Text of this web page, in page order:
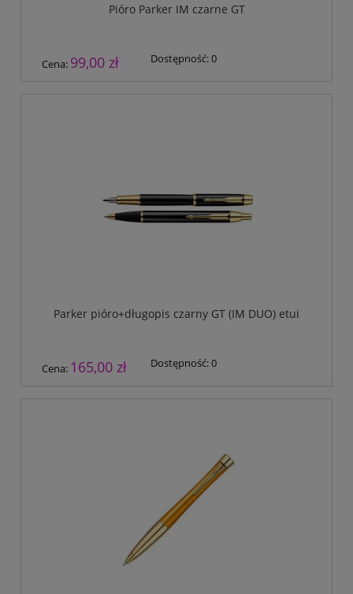
Pióro Parker IM czarne GT
Cena: 99,00 zł Dostępność:0
Parker pióro+długopis czarny GT (IM DUO) etui
Cena: 165,00 zł Dostępność:0